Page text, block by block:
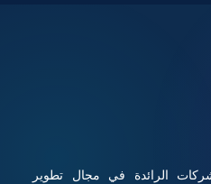
الرائدة في مجال تطوير